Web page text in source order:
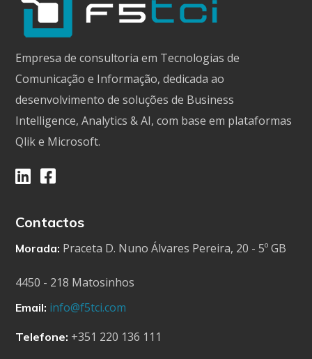
Empresa de consultoria em Tecnologias de
Comunicação e Informação, dedicada ao
desenvolvimento de soluções de Business
Intelligence, Analytics & AI, com base em plataformas
Qlik e Microsoft.
Contactos
Morada: Praceta D. Nuno Álvares Pereira, 20 - 5º GB
4450 - 218 Matosinhos
Email: info@f5tci.com
Telefone: +351 220 136 111